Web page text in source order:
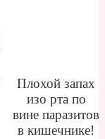
Плохой запах
изо рта по
вине паразитов
в кишечнике!